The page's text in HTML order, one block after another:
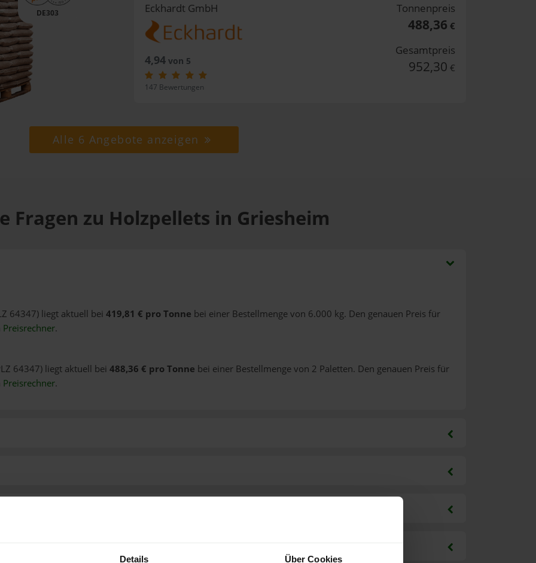
Details Über Cookies
DE303 Eckhardt GmbH
4,94von 5
147 Bewertungen
Tonnenpreis
488,36 €
Gesamtpreis
952,30 €
Alle 6 Angebote anzeigen
Fragen zu Holzpellets in Griesheim
64347) liegt aktuell bei 419,81 € pro Tonne bei einer Bestellmenge von 6.000 kg. Den genauen Preis für
Preisrechner.
64347) liegt aktuell bei 488,36 € pro Tonne bei einer Bestellmenge von 2 Paletten. Den genauen Preis für
Preisrechner.